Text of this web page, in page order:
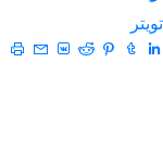
تويتر